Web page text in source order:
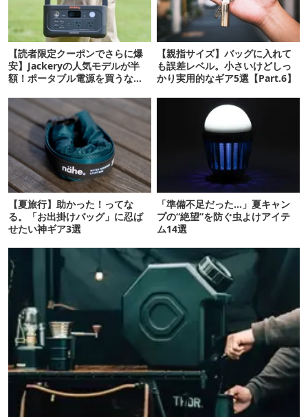
【読者限定クーポンでさらに爆
安】Jackeryの人気モデルが半
額！ポータブル電源を買うなら
【親指サイズ】バッグに入れて
も誤差レベル。小さいけどしっ
かり実用的なギア5選【Part.6】
【夏旅行】助かった！ってな
る。「お出掛けバッグ」に忍ば
せたい神ギア3選
「準備不足だった…」夏キャン
プの“絶望”を防ぐ虫よけアイテ
ム14選